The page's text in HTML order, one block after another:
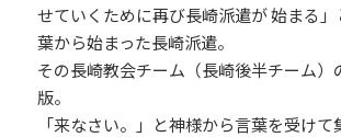
せていくために再び長崎派遣が 始まる
葉から始まった長崎派遣。
その長崎教会チーム（長崎後半チーム）
版。
「来なさい。」と神様から言葉を受けて